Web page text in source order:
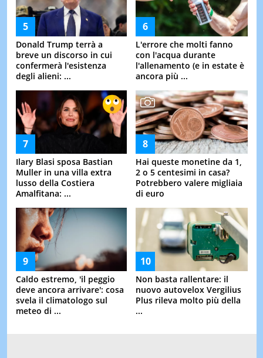
Donald Trump terrà a
breve un discorso in cui
confermerà l'esistenza
degli alieni: ...
L'errore che molti fanno
con l'acqua durante
l'allenamento (e in estate è
ancora più ...
Ilary Blasi sposa Bastian
Muller in una villa extra
lusso della Costiera
Amalfitana: ...
Hai queste monetine da 1,
2 o 5 centesimi in casa?
Potrebbero valere migliaia
di euro
Caldo estremo, 'il peggio
deve ancora arrivare': cosa
svela il climatologo sul
meteo di ...
Non basta rallentare: il
nuovo autovelox Vergilius
Plus rileva molto più della
...